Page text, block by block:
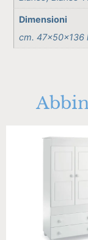
Dimensioni
cm. 47x50x136